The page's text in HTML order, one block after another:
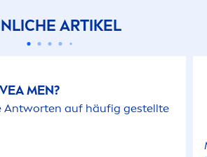
ARTIKEL
MEN?
Antworten auf häufig gestellte